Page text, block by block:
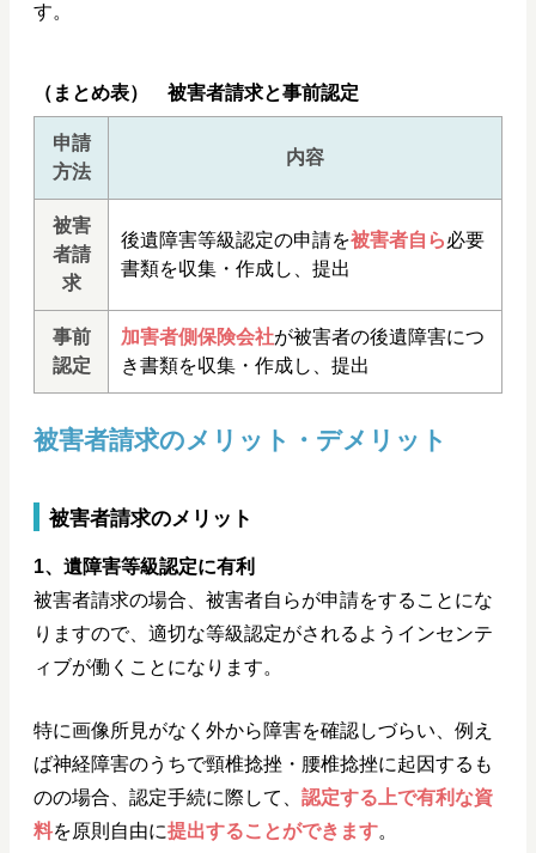
す。
（まとめ表） 被害者請求と事前認定
申請
方法
内容
被害
者請
求
後遺障害等級認定の申請を被害者自ら必要
書類を収集・作成し、提出
事前
認定
加害者側保険会社が被害者の後遺障害につ
き書類を収集・作成し、提出
被害者請求のメリット・デメリット
被害者請求のメリット
1、遺障害等級認定に有利
被害者請求の場合、被害者自らが申請をすることにな
りますので、適切な等級認定がされるようインセンテ
ィブが働くことになります。
特に画像所見がなく外から障害を確認しづらい、例え
ば神経障害のうちで頸椎捻挫・腰椎捻挫に起因するも
のの場合、認定手続に際して、 認定する上で有利な資
料を原則自由に提出することができます。